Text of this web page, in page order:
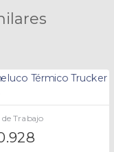
de Trabajo